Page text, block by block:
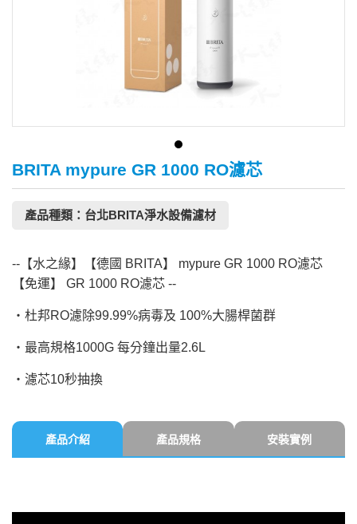
BRITA mypure GR 1000 RO濾芯
產品種類：台北BRITA淨水設備濾材
--【水之緣】【德國 BRITA】 mypure GR 1000 RO濾芯
【免運】 GR 1000 RO濾芯 --
‧杜邦RO濾除99.99%病毒及 100%大腸桿菌群
‧最高規格1000G 每分鐘出量2.6L
‧濾芯10秒抽換
產品介紹 產品規格 安裝實例